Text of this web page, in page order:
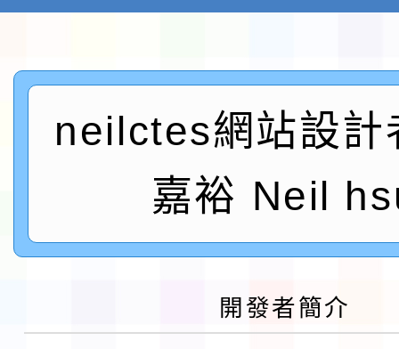
報
淨零綠領人才培育課程
檢送桃園市115學年度
及師生本土語及新住民
115年食農教育專業人
函轉國家通訊傳播委
鎮韌性（防空）演習－
「115年金融知識線上
第3次招考代課鐘點教
檢送「桃園市115學年
neilctes網站設計
嘉裕 Neil
開發者簡介